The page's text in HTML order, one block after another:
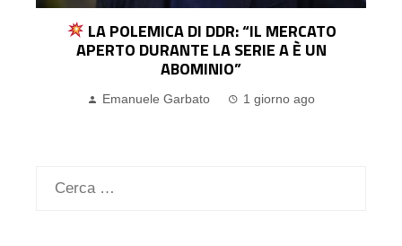
JUVENTUS, SPALLETTI: “YILDIZ? FORSE
GIOCHERÀ UN TEMPO. L’INTER È LA PIÙ
FORTE, VOGLIAMO ARRIVARE AL LORO
Ricerca